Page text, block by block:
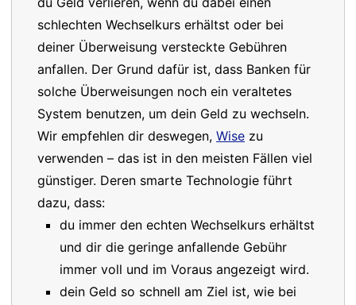
schlechten Wechselkurs erhältst oder bei
deiner Überweisung versteckte Gebühren
anfallen. Der Grund dafür ist, dass Banken für
solche Überweisungen noch ein veraltetes
System benutzen, um dein Geld zu wechseln.
Wir empfehlen dir deswegen, Wise zu
verwenden – das ist in den meisten Fällen viel
günstiger. Deren smarte Technologie führt
dazu, dass:
du immer den echten Wechselkurs erhältst
und dir die geringe anfallende Gebühr
immer voll und im Voraus angezeigt wird.
dein Geld so schnell am Ziel ist, wie bei